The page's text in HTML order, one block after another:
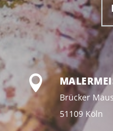

Brücker
51109 Köln